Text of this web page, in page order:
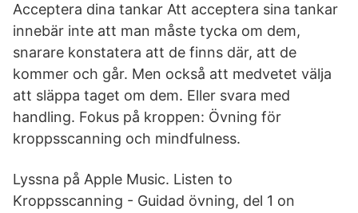
Acceptera dina tankar Att acceptera sina tankar
innebär inte att man måste tycka om dem,
snarare konstatera att de finns där, att de
kommer och går. Men också att medvetet välja
att släppa taget om dem. Eller svara med
handling. Fokus på kroppen: Övning för
kroppsscanning och mindfulness.
Lyssna på Apple Music. Listen to
Kroppsscanning - Guidad övning, del 1 on